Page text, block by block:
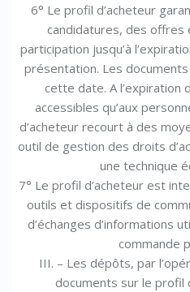
6° Le profil d’acheteur
candidatures, des offres
participation jusqu’à
présentation. Les
cette date. A l’expiration
accessibles qu’aux
d’acheteur recourt à des
outil de gestion des droits
une technique
7° Le profil d’acheteur est
outils et dispositifs de
d’échanges d’informations
commande
III. – Les dépôts, par
documents sur le profil